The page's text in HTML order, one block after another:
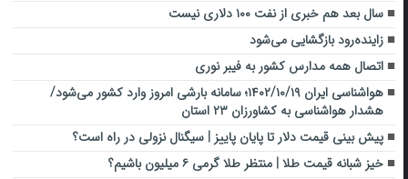
سال بعد هم خبری از نفت ۱۰۰ دلاری نیست
زاینده‌رود بازگشایی می‌شود
اتصال همه مدارس کشور به فیبر نوری
هواشناسی ایران ۱۴۰۲/۱۰/۱۹؛ سامانه بارشی امروز وارد کشور می‌شود/
هشدار هواشناسی به کشاورزان ۲۳ استان
پیش بینی قیمت دلار تا پایان پاییز | سیگنال نزولی در راه است؟
خیز شبانه قیمت طلا | منتظر طلا گرمی ۶ میلیون باشیم؟